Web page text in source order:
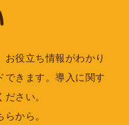
お役立ち情報がわかり
できます。導入に関す
さい。
から。